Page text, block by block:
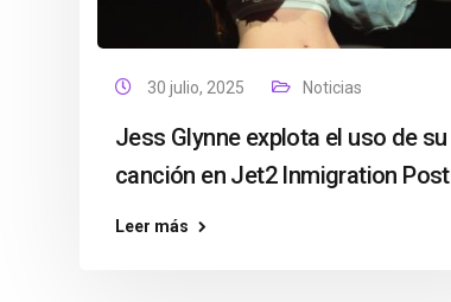
30 julio, 2025 Noticias
Jess Glynne explota el uso de su
canción en Jet2 Inmigration Post
Leer más